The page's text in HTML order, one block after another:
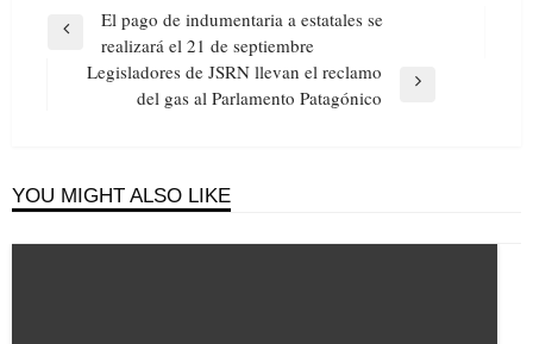
Navegación
entradas
Previous
El pago de indumentaria a estatales se
realizará el 21 de septiembre
Legisladores de JSRN llevan el reclamo
del gas al Parlamento Patagónico
YOU MIGHT ALSO LIKE